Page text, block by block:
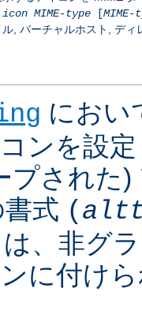
icon MIME-type[MIME-
, バーチャルホスト, ディ
におい
ンを設
プされた
式 (
、非グ
に付け